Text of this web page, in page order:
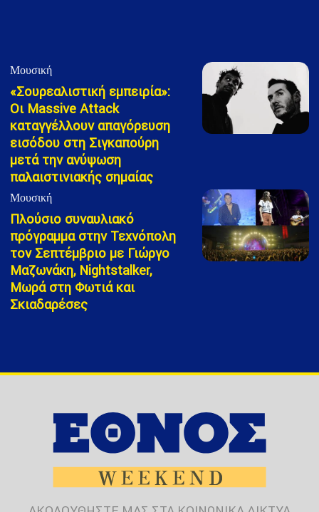
Μουσική
«Σουρεαλιστική εμπειρία»:
Οι Massive Attack
καταγγέλλουν απαγόρευση
εισόδου στη Σιγκαπούρη
μετά την ανύψωση
παλαιστινιακής σημαίας
Μουσική
Πλούσιο συναυλιακό
πρόγραμμα στην Τεχνόπολη
τον Σεπτέμβριο με Γιώργο
Μαζωνάκη, Nightstalker,
Μωρά στη Φωτιά και
Σκιαδαρέσες